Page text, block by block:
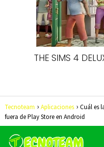
THE SIMS 4
Tecnoteam Aplicaciones
Cuál es
fuera de Play Store en Android